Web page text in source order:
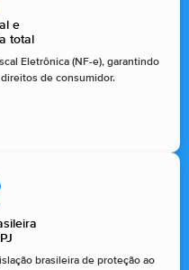
e
total
Eletrônica (NF-e), garantindo
de consumidor.
brasileira de proteção ao